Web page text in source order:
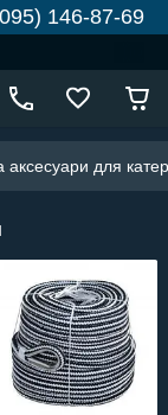
146-87-69
аксесуари для